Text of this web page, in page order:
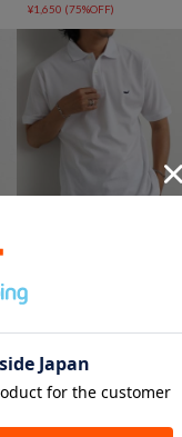
¥1,650 (75%OFF)
定】《ビジカジ対応》クジ
ィリティポロシャツ 26SS